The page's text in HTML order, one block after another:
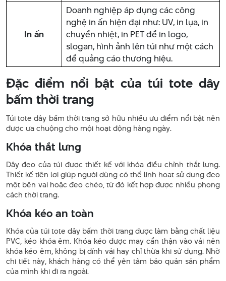
In ấn
Doanh nghiệp áp dụng các công
nghệ in ấn hiện đại như: UV, in lụa, in
chuyển nhiệt, in PET để in logo,
slogan, hình ảnh lên túi như một cách
để quảng cáo thương hiệu.
Đặc điểm nổi bật của túi tote dây
bấm thời trang
Túi tote dây bấm thời trang sở hữu nhiều ưu điểm nổi bật nên
được ưa chuộng cho mội hoạt động hàng ngày.
Khóa thắt lưng
Dây đeo của túi được thiết kế với khóa điều chỉnh thắt lưng.
Thiết kế tiện lợi giúp người dùng có thể linh hoạt sử dụng đeo
một bên vai hoặc đeo chéo, từ đó kết hợp được nhiều phong
cách thời trang.
Khóa kéo an toàn
Khóa của túi tote dây bấm thời trang được làm bằng chất liệu
PVC, kéo khóa êm. Khóa kéo được may cẩn thận vào vải nên
khóa kéo êm, không bị dính vải hay chỉ thừa khi sử dụng. Nhờ
chi tiết này, khách hàng có thể yên tâm bảo quản sản phẩm
của mình khi đi ra ngoài.